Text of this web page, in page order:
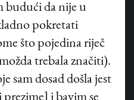
budući da nije u
pokretati
što pojedina riječ
trebala značiti).
sam dosad došla jest